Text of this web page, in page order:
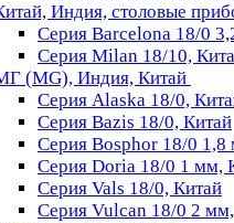
Индия, столовые
Серия Barcelona 18/0
Серия Milan 18/10,
(MG), Индия, Китай
Серия Alaska 18/0,
Серия Bazis 18/0, Китай
Серия Bosphor 18/0 1,8
Серия Doria 18/0 1 мм,
Серия Vals 18/0, Китай
Серия Vulcan 18/0 2